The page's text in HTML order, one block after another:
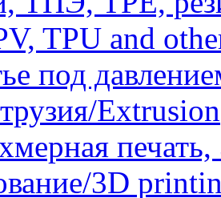
TPU and
под
Extrusion
3D